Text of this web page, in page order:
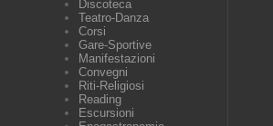
Discoteca
Teatro-Danza
Corsi
Gare-Sportive
Manifestazioni
Convegni
Riti-Religiosi
Reading
Escursioni